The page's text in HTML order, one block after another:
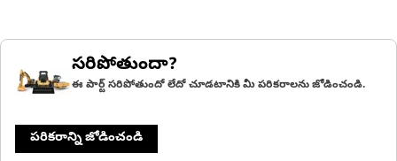
సరిపోతుందా?
ఈ పార్ట్ సరిపోతుందో లేదో చూడటానికి మీ పరికరాలను జోడించండి.
పరికరాన్ని జోడించండి